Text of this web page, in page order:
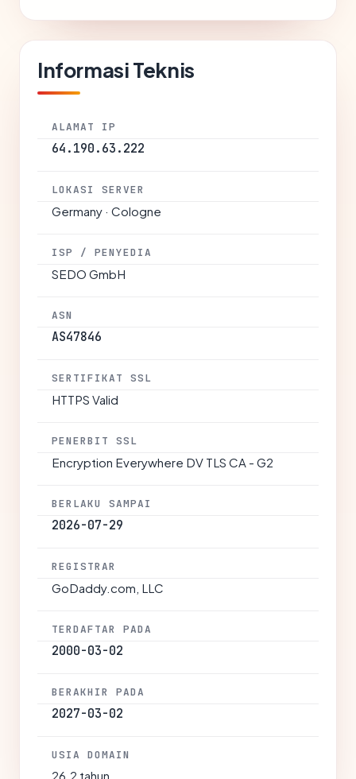
Informasi Teknis
ALAMAT IP
64.190.63.222
LOKASI SERVER
Germany · Cologne
ISP / PENYEDIA
SEDO GmbH
ASN
AS47846
SERTIFIKAT SSL
HTTPS Valid
PENERBIT SSL
Encryption Everywhere DV TLS CA - G2
BERLAKU SAMPAI
2026-07-29
REGISTRAR
GoDaddy.com, LLC
TERDAFTAR PADA
2000-03-02
BERAKHIR PADA
2027-03-02
USIA DOMAIN
26.2 tahun